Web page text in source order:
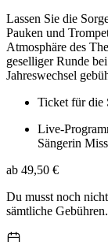
Lassen Sie die
Pauken und
Atmosphäre des
geselliger Runde
Jahreswechsel
Ticket für die
Live-
Sängerin
ab 49,50 €
Du musst noch
sämtliche Gebühren.